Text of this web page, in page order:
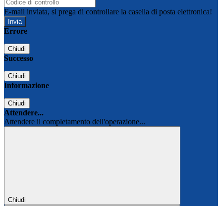
E-mail inviata, si prega di controllare la casella di posta elettronica!
Errore
Chiudi
Successo
Chiudi
Informazione
Chiudi
Attendere...
Attendere il completamento dell'operazione...
Chiudi